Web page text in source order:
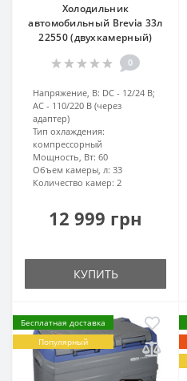
Холодильник
автомобильный Brevia 33л
22550 (двухкамерный)
0
Напряжение, В: DC - 12/24 В;
AC - 110/220 В (через
адаптер)
Тип охлаждения:
компрессорный
Мощность, Вт: 60
Объем камеры, л: 33
Количество камер: 2
12 999 грн
КУПИТЬ
Бесплатная доставка
Популярный